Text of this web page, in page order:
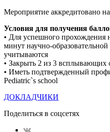
Мероприятие аккредитовано
Условия для получения
• Для успешного прохождения
минут научно-
учитываются
• Закрыть 2 из 3 всплывающих
• Иметь подтвержденный
Pediatric`s school
ДОКЛАДЧИКИ
Поделиться в соцсетях